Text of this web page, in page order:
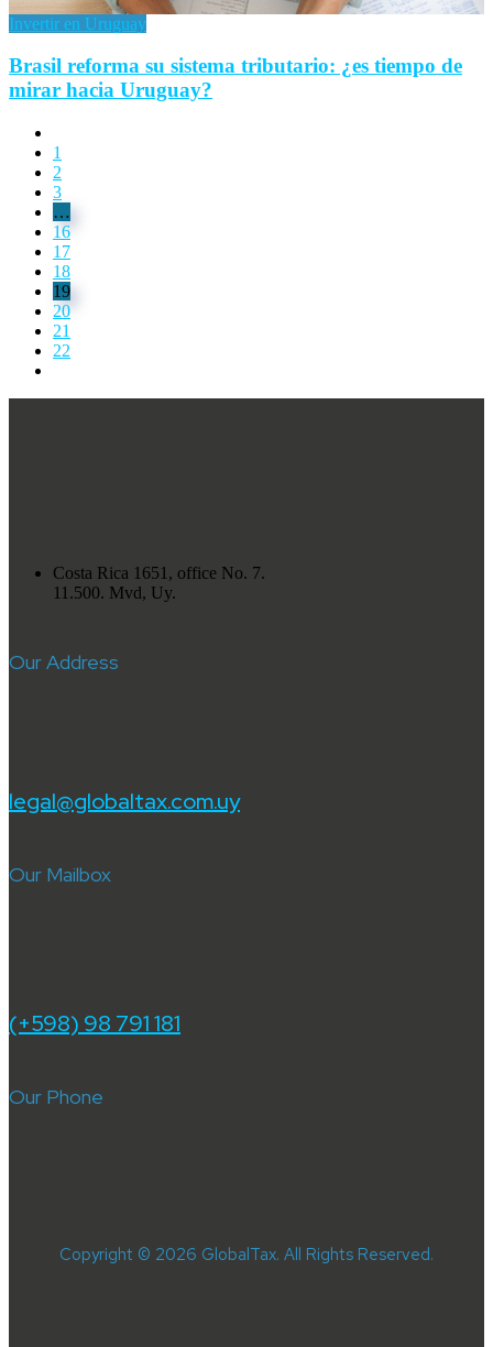
Invertir en Uruguay
Brasil reforma su sistema tributario: ¿es tiempo de
mirar hacia Uruguay?
1
2
3
…
16
17
18
19
20
21
22
Costa Rica 1651, office No. 7.
11.500. Mvd, Uy.
Our Address
legal@globaltax.com.uy
Our Mailbox
(+598) 98 791 181
Our Phone
Copyright © 2026 GlobalTax. All Rights Reserved.